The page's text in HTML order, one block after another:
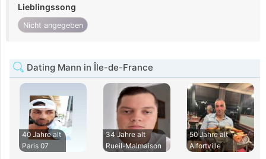
Lieblingssong
Nicht angegeben
Dating Mann in Île-de-France
40 Jahre alt
Paris 07
34 Jahre alt
Rueil-Malmaison
50 Jahre alt
Alfortville